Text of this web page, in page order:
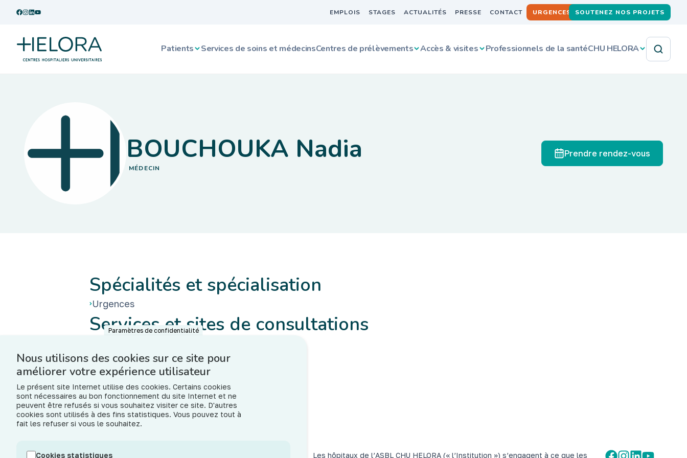
Patients Services de soins et médecinsCentres de prélèvements Accès & visites Professionnels de la santéCHU HELORA
EMPLOIS STAGES ACTUALITÉS PRESSE CONTACT URGENCES SOUTENEZ NOS PROJETS
BOUCHOUKA Nadia
MÉDECIN
Prendre rendez-vous
Spécialités et spécialisation
Urgences
Services et sites de consultations
Hôpital de Mons - Site Kennedy
Les hôpitaux de l’ASBL CHU HELORA (« l’Institution ») s’engagent à ce que les
Paramètres de confidentialité
Nous utilisons des cookies sur ce site pour
améliorer votre expérience utilisateur
Le présent site Internet utilise des cookies. Certains cookies
sont nécessaires au bon fonctionnement du site Internet et ne
peuvent être refusés si vous souhaitez visiter ce site. D'autres
cookies sont utilisés à des fins statistiques. Vous pouvez tout à
fait les refuser si vous le souhaitez.
Cookies statistiques